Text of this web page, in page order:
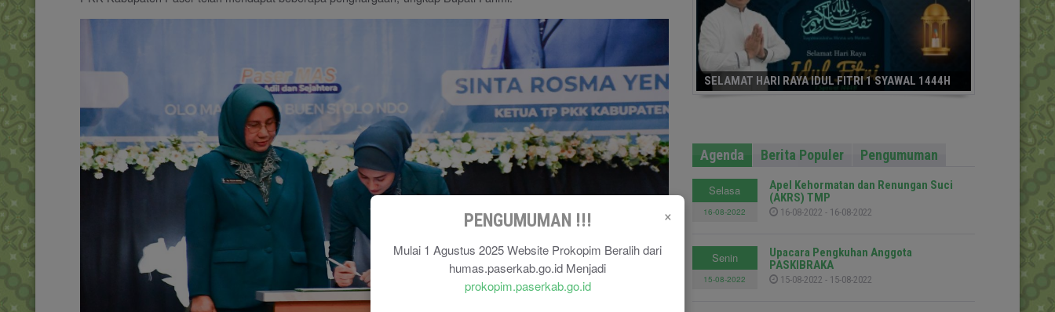
×
PENGUMUMAN !!!
Mulai 1 Agustus 2025 Website Prokopim Beralih dari
humas.paserkab.go.id Menjadi
prokopim.paserkab.go.id
SELAMAT HARI RAYA IDUL FITRI 1 SYAWAL 1444H
Agenda Berita Populer Pengumuman
Selasa
16-08-2022
Apel Kehormatan dan Renungan Suci
(AKRS) TMP
16-08-2022 - 16-08-2022
Senin
15-08-2022
Upacara Pengkuhan Anggota
PASKIBRAKA
15-08-2022 - 15-08-2022